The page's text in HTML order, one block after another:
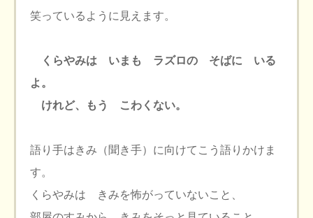
笑っているように見えます。
くらやみは いまも ラズロの そばに いる
よ。
けれど、もう こわくない。
語り手はきみ（聞き手）に向けてこう語りかけま
す。
くらやみは きみを怖がっていないこと、